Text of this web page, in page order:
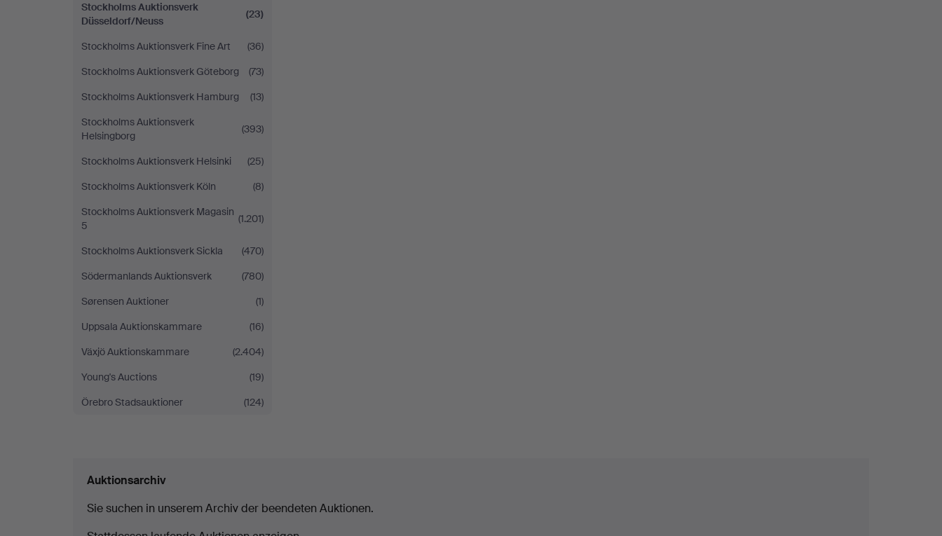
Stockholms Auktionsverk
Düsseldorf/Neuss
(23)
Stockholms Auktionsverk Fine Art
(36)
Stockholms Auktionsverk Göteborg
(73)
Stockholms Auktionsverk Hamburg
(13)
Stockholms Auktionsverk
Helsingborg
(393)
Stockholms Auktionsverk Helsinki
(25)
Stockholms Auktionsverk Köln
(8)
Stockholms Auktionsverk Magasin
5
(1.201)
Stockholms Auktionsverk Sickla
(470)
Södermanlands Auktionsverk
(780)
Sørensen Auktioner
(1)
Uppsala Auktionskammare
(16)
Växjö Auktionskammare
(2.404)
Young's Auctions
(19)
Örebro Stadsauktioner
(124)
Auktionsarchiv
Sie suchen in unserem Archiv der beendeten Auktionen.